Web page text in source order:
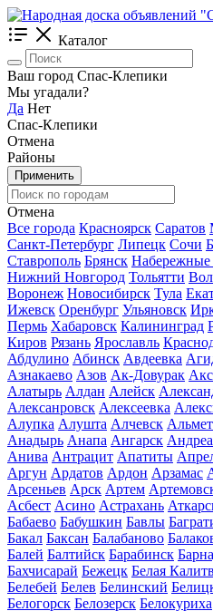
Каталог
Ваш город Спас-Клепики
Мы угадали?
Да Нет
Спас-Клепики
Отмена
Районы
Применить
Отмена
Все города Красноярск Саратов
Санкт-Петербург Липецк Сочи
Ставрополь Брянск
Нижний Новгород Тольятти
Воронеж Новосибирск Тула
Ижевск Оренбург Ульяновск
Пермь Хабаровск Калининград
Киров Рязань Ярославль
Абдулино Абинск Авдеевка
Азнакаево Азов Ак-Довурак
Алатырь Алдан Алейск
Алексанровск Алексеевка
Алупка Алушта Алчевск
Анадырь Анапа Ангарск
Анива Антрацит Апатиты
Аргун Ардатов Ардон Арзамас
Арсеньев Арск Артем
Асбест Асино Астрахань
Бабаево Бабушкин Бавлы
Бакал Баксан Балабаново
Балей Балтийск Барабинск
Бахчисарай Бежецк Белая
Белебей Белев Белинский
Белогорск Белозерск Белокуриха